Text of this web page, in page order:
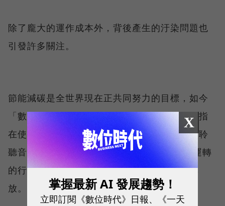
除了龐大的運作成本外，背後產生的汙染問題也
引發許多關注。
節能減碳是全世界現在正共同努力的目標，如今
「數位碳足跡」也是許多人關注的話題。這是指
在使用網路科技的過程中，無論是收發郵件、聆
聽音樂、觀看Netflix等任何需要仰賴處理器運轉
的行為，運作時消耗的大量能源所製造的碳排
放。
X
掌握最新 AI 發展趨勢！
立即訂閱《數位時代》日報、《一天